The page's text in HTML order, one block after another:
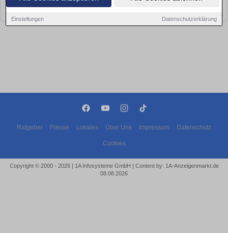
Einstellungen Datenschutzerklärung
bald wieder vorbei!
Ratgeber Presse Lokales Über Uns Impressum Datenschutz
Cookies
Copyright © 2000 - 2026 | 1A Infosysteme GmbH | Content by: 1A-Anzeigenmarkt.de
08.08.2026